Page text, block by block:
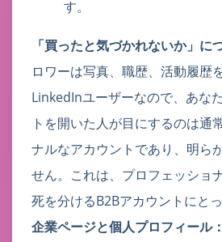
す。
「買ったと気づかれないか」に
ロワーは写真、職歴、活動履歴
LinkedInユーザーなので、あな
トを開いた人が目にするのは通
ナルなアカウントであり、明ら
せん。これは、プロフェッショ
死を分けるB2Bアカウントにと
企業ページと個人プロフィール：